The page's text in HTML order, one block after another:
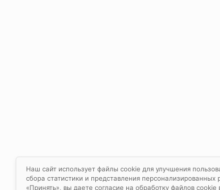
Наш сайт использует файлы cookie для улучшения
сбора статистики и представления
«Принять», вы даете согласие на обработку файлов cookie